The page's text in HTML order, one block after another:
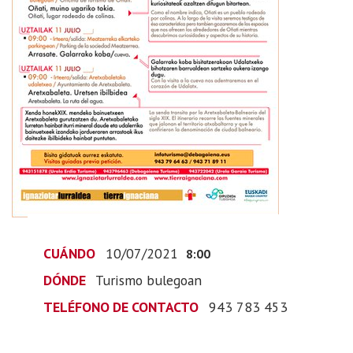
ugariko
tokia”
2021-
10T10:00:00+02:00
2021-
10T10:00:00+02:00
CUÁNDO 10/07/2021 8:00
DÓNDE Turismo bulegoan
TELÉFONO DE CONTACTO 943 783 453